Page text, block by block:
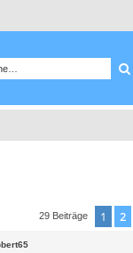
29 Beiträge 1 2